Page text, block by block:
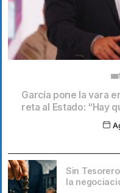
García pone la vara
reta al Estado: “Hay
Sin
la